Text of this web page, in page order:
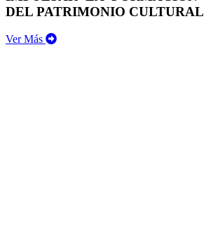
DEL PATRIMONIO CULTURAL
Ver Más